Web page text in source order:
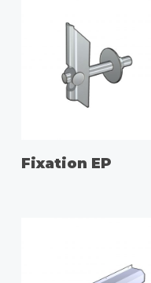
CHOIX DES OPTIONS
Fixation EP